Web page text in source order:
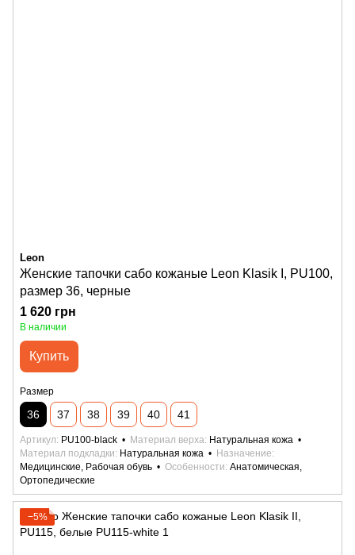
Leon
Женские тапочки сабо кожаные Leon Klasik I, PU100,
размер 36, черные
1 620 грн
В наличии
Купить
Размер
36 37 38 39 40 41
Артикул PU100-black Материал верха Натуральная кожа
Материал подкладки
Натуральная кожа
Назначение
Медицинские, Рабочая обувь
Особенности Анатомическая,
Ортопедические
−5%